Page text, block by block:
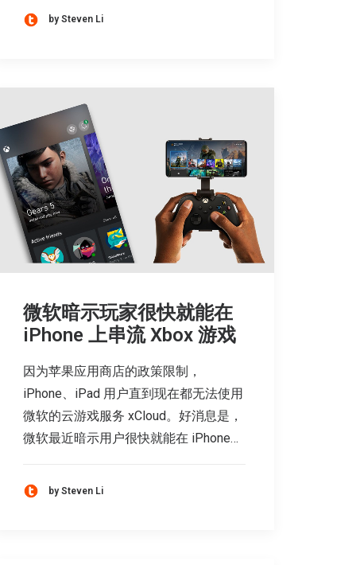
by Steven Li
微软暗示玩家很快就能在
iPhone 上串流 Xbox 游戏
因为苹果应用商店的政策限制，
iPhone、iPad 用户直到现在都无法使用
微软的云游戏服务 xCloud。好消息是，
微软最近暗示用户很快就能在 iPhone…
by Steven Li